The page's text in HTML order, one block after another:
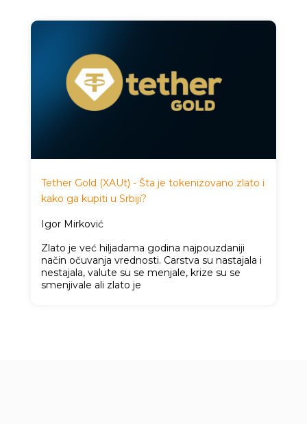
Tether Gold (XAUt) - Šta je tokenizovano zlato i
kako ga kupiti u Srbiji?
Igor Mirković
Zlato je već hiljadama godina najpouzdaniji
način očuvanja vrednosti. Carstva su nastajala i
nestajala, valute su se menjale, krize su se
smenjivale ali zlato je